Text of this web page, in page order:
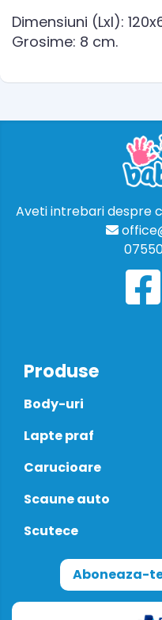
Dimensiuni (Lxl):
Grosime: 8 cm.
Aveti intrebari despre
Produse
Body-uri
Lapte praf
Carucioare
Scaune auto
Scutece
Aboneaza-